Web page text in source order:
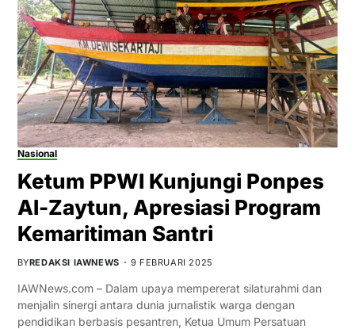
Nasional
Ketum PPWI Kunjungi Ponpes
Al-Zaytun, Apresiasi Program
Kemaritiman Santri
BYREDAKSI IAWNEWS 9 FEBRUARI 2025
IAWNews.com – Dalam upaya mempererat silaturahmi dan
menjalin sinergi antara dunia jurnalistik warga dengan
pendidikan berbasis pesantren, Ketua Umum Persatuan